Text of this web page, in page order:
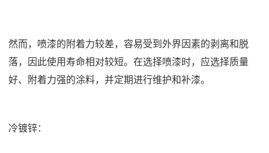
然而，喷漆的附着力较差，容易受到外界因素的剥离和脱
落，因此使用寿命相对较短。在选择喷漆时，应选择质量
好、附着力强的涂料，并定期进行维护和补漆。
冷镀锌：